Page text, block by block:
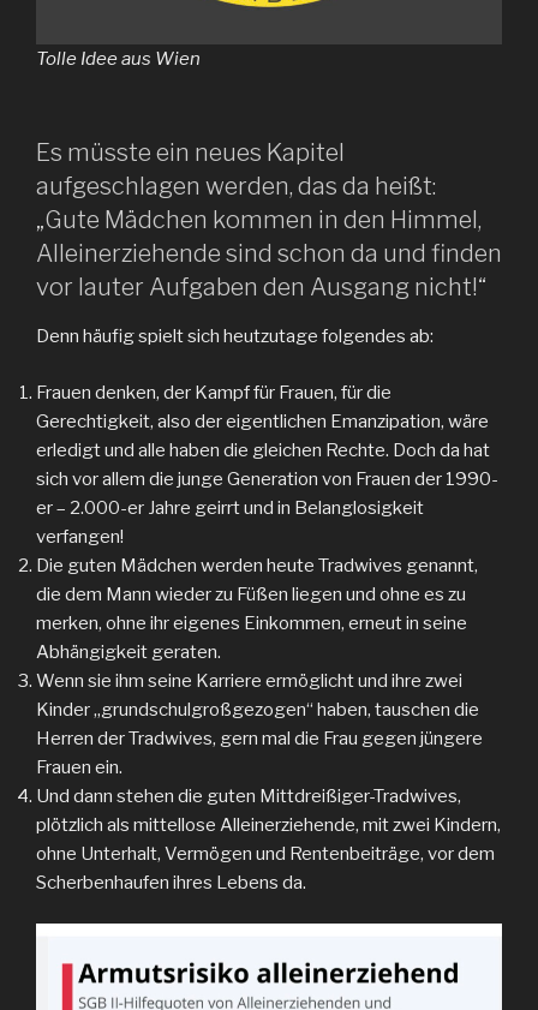
Tolle Idee aus Wien
Es müsste ein neues Kapitel
aufgeschlagen werden, das da heißt:
„Gute Mädchen kommen in den Himmel,
Alleinerziehende sind schon da und finden
vor lauter Aufgaben den Ausgang nicht!“
Denn häufig spielt sich heutzutage folgendes ab:
Frauen denken, der Kampf für Frauen, für die
Gerechtigkeit, also der eigentlichen Emanzipation, wäre
erledigt und alle haben die gleichen Rechte. Doch da hat
sich vor allem die junge Generation von Frauen der 1990-
er – 2.000-er Jahre geirrt und in Belanglosigkeit
verfangen!
Die guten Mädchen werden heute Tradwives genannt,
die dem Mann wieder zu Füßen liegen und ohne es zu
merken, ohne ihr eigenes Einkommen, erneut in seine
Abhängigkeit geraten.
Wenn sie ihm seine Karriere ermöglicht und ihre zwei
Kinder „grundschulgroßgezogen“ haben, tauschen die
Herren der Tradwives, gern mal die Frau gegen jüngere
Frauen ein.
Und dann stehen die guten Mittdreißiger-Tradwives,
plötzlich als mittellose Alleinerziehende, mit zwei Kindern,
ohne Unterhalt, Vermögen und Rentenbeiträge, vor dem
Scherbenhaufen ihres Lebens da.